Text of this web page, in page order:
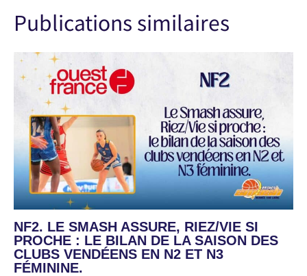
Publications similaires
NF2. LE SMASH ASSURE, RIEZ/VIE SI
PROCHE : LE BILAN DE LA SAISON DES
CLUBS VENDÉENS EN N2 ET N3
FÉMININE.